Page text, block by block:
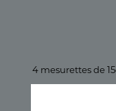
4 mesurettes de